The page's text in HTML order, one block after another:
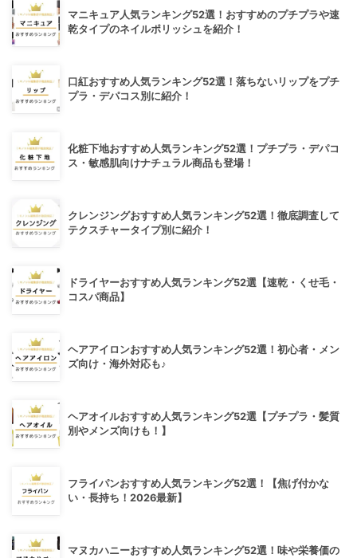
マニキュア人気ランキング52選！おすすめのプチプラや速
乾タイプのネイルポリッシュを紹介！
口紅おすすめ人気ランキング52選！落ちないリップをプチ
プラ・デパコス別に紹介！
化粧下地おすすめ人気ランキング52選！プチプラ・デパコ
ス・敏感肌向けナチュラル商品も登場！
クレンジングおすすめ人気ランキング52選！徹底調査して
テクスチャータイプ別に紹介！
ドライヤーおすすめ人気ランキング52選【速乾・くせ毛・
コスパ商品】
ヘアアイロンおすすめ人気ランキング52選！初心者・メン
ズ向け・海外対応も♪
ヘアオイルおすすめ人気ランキング52選【プチプラ・髪質
別やメンズ向けも！】
フライパンおすすめ人気ランキング52選！【焦げ付かな
い・長持ち！2026最新】
マヌカハニーおすすめ人気ランキング52選！味や栄養価の